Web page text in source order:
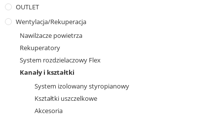
OUTLET
Wentylacja/Rekuperacja
Nawilżacze powietrza
Rekuperatory
System rozdzielaczowy Flex
Kanały i kształtki
System izolowany styropianowy
Kształtki uszczelkowe
Akcesoria